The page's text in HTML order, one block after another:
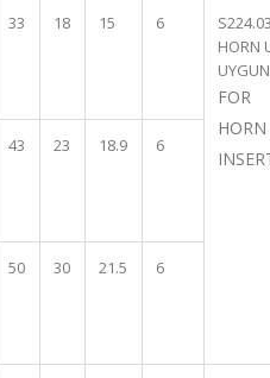
33 18 15 6
HORN
FOR
HORN
43 23 18.9 6
50 30 21.5 6